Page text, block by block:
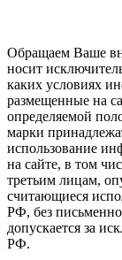
Обращаем Ваше
носит
каких условиях
размещенные на
определяемой
марки
использование
на сайте, в том
третьим лицам,
считающиеся
РФ, без
допускается за
РФ.